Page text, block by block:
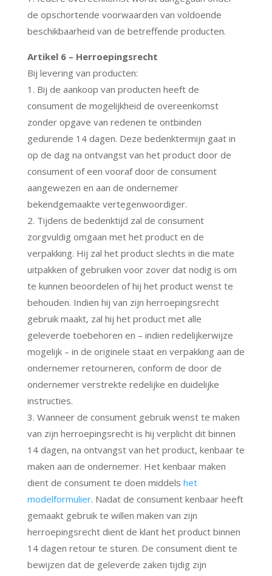
de opschortende voorwaarden van voldoende
beschikbaarheid van de betreffende producten.
Artikel 6 – Herroepingsrecht
Bij levering van producten:
1. Bij de aankoop van producten heeft de
consument de mogelijkheid de overeenkomst
zonder opgave van redenen te ontbinden
gedurende 14 dagen. Deze bedenktermijn gaat in
op de dag na ontvangst van het product door de
consument of een vooraf door de consument
aangewezen en aan de ondernemer
bekendgemaakte vertegenwoordiger.
2. Tijdens de bedenktijd zal de consument
zorgvuldig omgaan met het product en de
verpakking. Hij zal het product slechts in die mate
uitpakken of gebruiken voor zover dat nodig is om
te kunnen beoordelen of hij het product wenst te
behouden. Indien hij van zijn herroepingsrecht
gebruik maakt, zal hij het product met alle
geleverde toebehoren en – indien redelijkerwijze
mogelijk – in de originele staat en verpakking aan de
ondernemer retourneren, conform de door de
ondernemer verstrekte redelijke en duidelijke
instructies.
3. Wanneer de consument gebruik wenst te maken
van zijn herroepingsrecht is hij verplicht dit binnen
14 dagen, na ontvangst van het product, kenbaar te
maken aan de ondernemer. Het kenbaar maken
dient de consument te doen middels het
modelformulier. Nadat de consument kenbaar heeft
gemaakt gebruik te willen maken van zijn
herroepingsrecht dient de klant het product binnen
14 dagen retour te sturen. De consument dient te
bewijzen dat de geleverde zaken tijdig zijn